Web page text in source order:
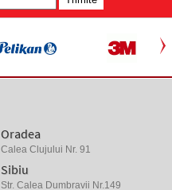
Oradea
Calea Clujului Nr. 91
Sibiu
Str. Calea Dumbravii Nr.149